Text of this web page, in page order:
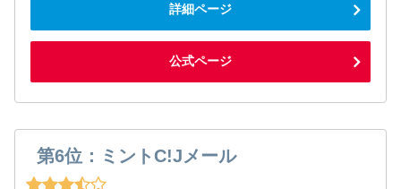
詳細ページ
公式ページ
第6位：ミントC!Jメール